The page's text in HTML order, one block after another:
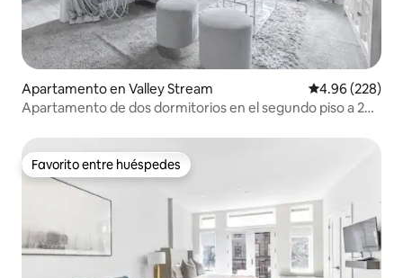
Apartamento en Valley Stream Calificación
4.96 (228)
Apartamento de dos dormitorios en el segundo piso a 20
Favorito entre huéspedes
Favorito entre huéspedes